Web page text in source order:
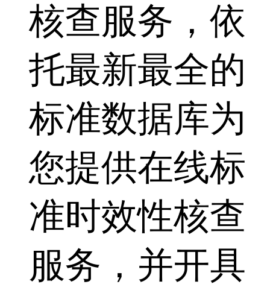
核查服务，依
托最新最全的
标准数据库为
您提供在线标
准时效性核查
服务，并开具